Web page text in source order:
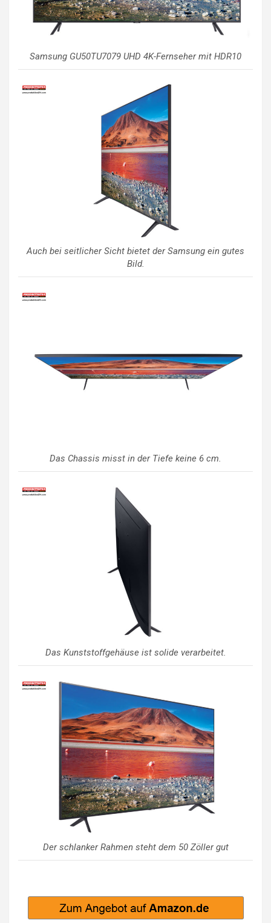
Samsung GU50TU7079 UHD 4K-Fernseher mit HDR10
Auch bei seitlicher Sicht bietet der Samsung ein gutes
Bild.
Das Chassis misst in der Tiefe keine 6 cm.
Das Kunststoffgehäuse ist solide verarbeitet.
Der schlanker Rahmen steht dem 50 Zöller gut